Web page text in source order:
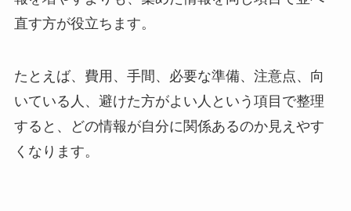
直す方が役立ちます。
たとえば、費用、手間、必要な準備、注意点、向
いている人、避けた方がよい人という項目で整理
すると、どの情報が自分に関係あるのか見えやす
くなります。